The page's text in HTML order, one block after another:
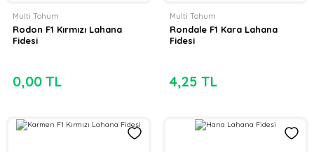
Multi Tohum
Rodon F1 Kırmızı Lahana
Fidesi
0,00 TL
Multi Tohum
Rondale F1 Kara Lahana
Fidesi
4,25 TL